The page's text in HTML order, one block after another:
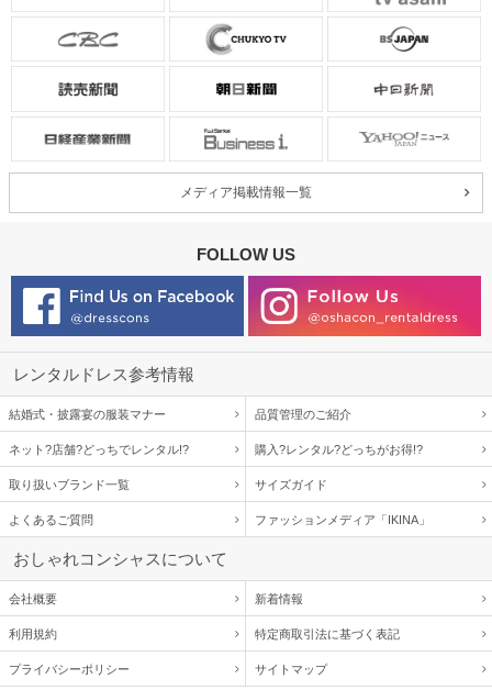
メディア掲載情報一覧
FOLLOW US
レンタルドレス参考情報
結婚式・披露宴の服装マナー 品質管理のご紹介
ネット?店舗?どっちでレンタル!? 購入?レンタル?どっちがお得!?
取り扱いブランド一覧 サイズガイド
よくあるご質問 ファッションメディア「IKINA」
おしゃれコンシャスについて
会社概要 新着情報
利用規約 特定商取引法に基づく表記
プライバシーポリシー サイトマップ